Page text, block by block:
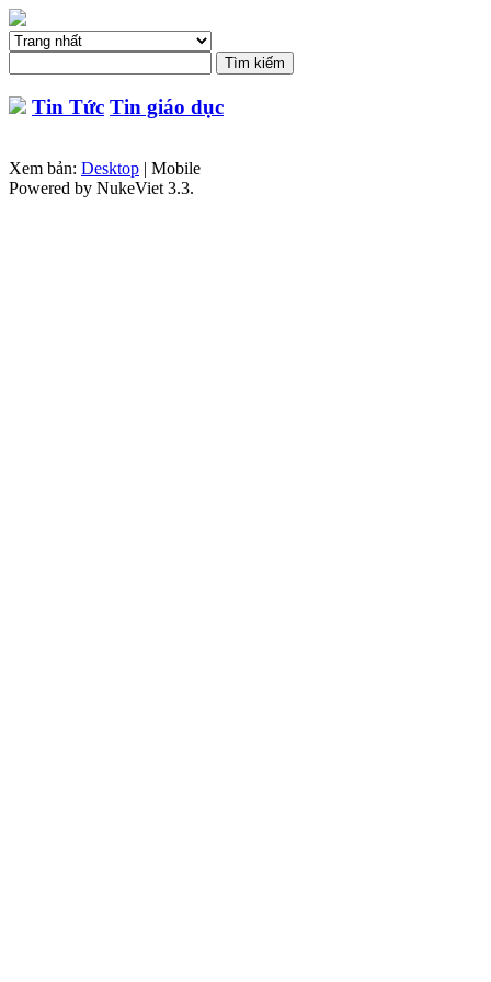
Tin Tức Tin giáo dục
Xem bản: Desktop | Mobile
Powered by NukeViet 3.3.